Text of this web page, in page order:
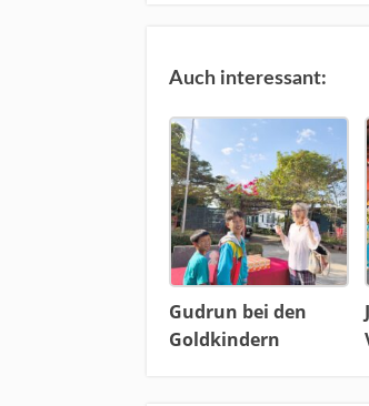
Auch interessant:
Gudrun bei den
Goldkindern